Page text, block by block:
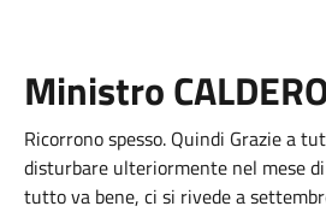
Ministro
Ricorrono spesso. Quindi Grazie a
disturbare ulteriormente nel mese
tutto va bene, ci si rivede a